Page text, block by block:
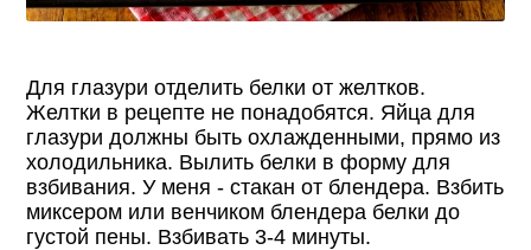
Для глазури отделить белки от желтков.
Желтки в рецепте не понадобятся. Яйца для
глазури должны быть охлажденными, прямо из
холодильника. Вылить белки в форму для
взбивания. У меня - стакан от блендера. Взбить
миксером или венчиком блендера белки до
густой пены. Взбивать 3-4 минуты.